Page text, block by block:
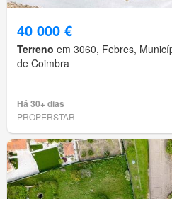
40 000 €
Terreno em 3060, Febres,
de Coimbra
Há 30+ dias
PROPERSTAR